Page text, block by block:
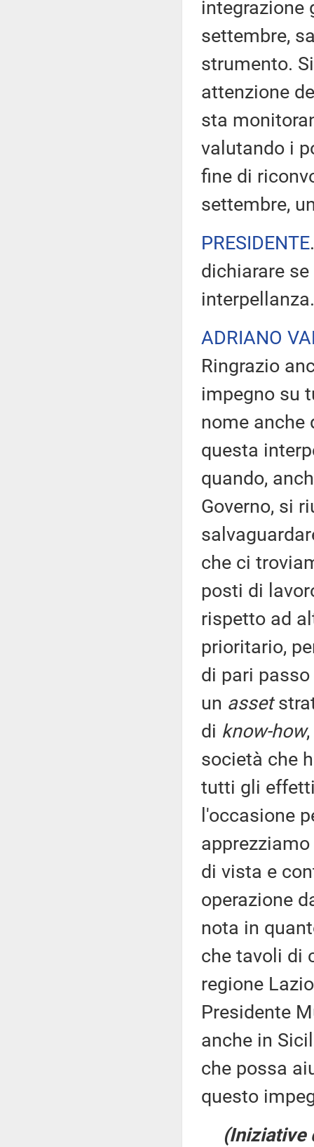
integrazione
settembre,
strumento.
attenzione
sta
valutando i
fine di
settembre,
PRESIDENTE
dichiarare
interpellanza.
ADRIANO
Ringrazio
impegno su
nome
questa
quando,
Governo, si
che ci
posti di
rispetto ad
prioritario,
di pari
un asset
di know-how
società che
tutti gli
l'occasione
di vista e
operazione
nota in
che tavoli di
regione
Presidente
anche in
che possa
questo
(Iniziative